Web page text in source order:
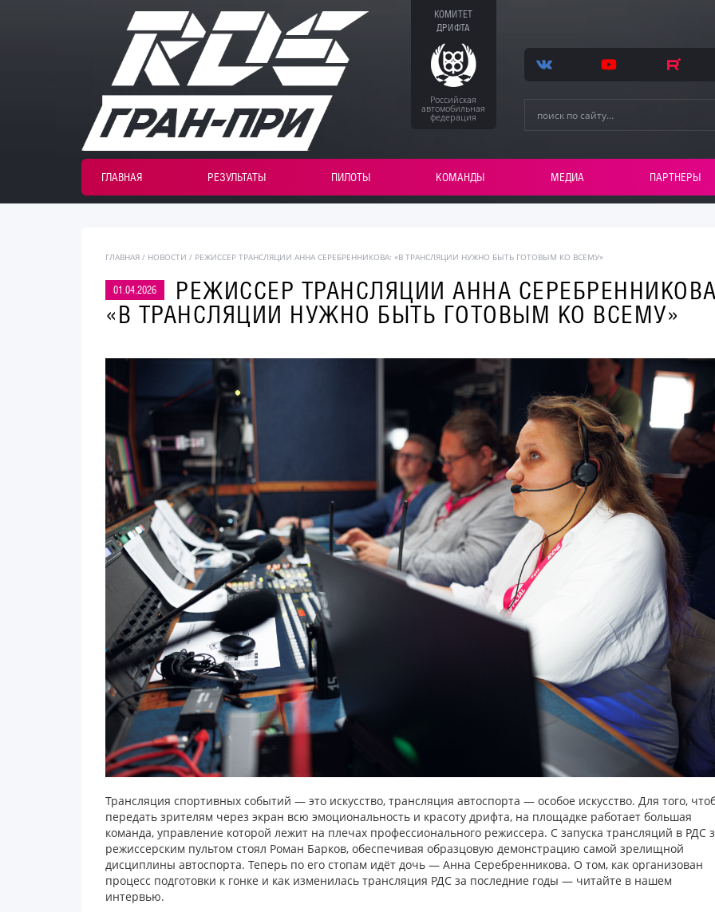
КОМИТЕТ
ДРИФТА
Российская
автомобильная
федерация
ГЛАВНАЯ РЕЗУЛЬТАТЫ ПИЛОТЫ КОМАНДЫ МЕДИА ПАРТНЕРЫ
ГЛАВНАЯ / НОВОСТИ / РЕЖИССЕР ТРАНСЛЯЦИИ АННА СЕРЕБРЕННИКОВА: «В ТРАНСЛЯЦИИ НУЖНО БЫТЬ ГОТОВЫМ КО ВСЕМУ»
01.04.2026
РЕЖИССЕР ТРАНСЛЯЦИИ АННА
«В ТРАНСЛЯЦИИ НУЖНО БЫТЬ ГОТОВЫМ КО ВСЕМУ»
Трансляция спортивных событий — это искусство, трансляция автоспорта — особое искусство. Для того,
передать зрителям через экран всю эмоциональность и красоту дрифта, на площадке работает большая
команда, управление которой лежит на плечах профессионального режиссера. С запуска трансляций в РДС
режиссерским пультом стоял Роман Барков, обеспечивая образцовую демонстрацию самой зрелищной
дисциплины автоспорта. Теперь по его стопам идёт дочь — Анна Серебренникова. О том, как организован
процесс подготовки к гонке и как изменилась трансляция РДС за последние годы — читайте в нашем
интервью.